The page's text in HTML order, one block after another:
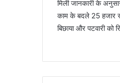
मिली जानकारी के
काम के बदले 25 हजार
बिछाया और पटवारी को